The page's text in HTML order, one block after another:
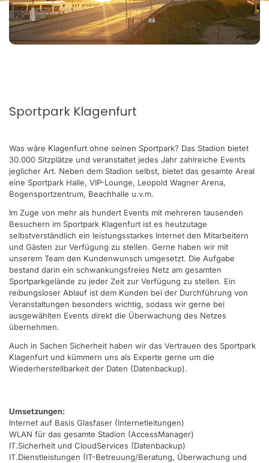
Sportpark Klagenfurt
Was wäre Klagenfurt ohne seinen Sportpark? Das Stadion bietet
30.000 Sitzplätze und veranstaltet jedes Jahr zahlreiche Events
jeglicher Art. Neben dem Stadion selbst, bietet das gesamte Areal
eine Sportpark Halle, VIP-Lounge, Leopold Wagner Arena,
Bogensportzentrum, Beachhalle u.v.m.
Im Zuge von mehr als hundert Events mit mehreren tausenden
Besuchern im Sportpark Klagenfurt ist es heutzutage
selbstverständlich ein leistungsstarkes Internet den Mitarbeitern
und Gästen zur Verfügung zu stellen. Gerne haben wir mit
unserem Team den Kundenwunsch umgesetzt. Die Aufgabe
bestand darin ein schwankungsfreies Netz am gesamten
Sportparkgelände zu jeder Zeit zur Verfügung zu stellen. Ein
reibungsloser Ablauf ist dem Kunden bei der Durchführung von
Veranstaltungen besonders wichtig, sodass wir gerne bei
ausgewählten Events direkt die Überwachung des Netzes
übernehmen.
Auch in Sachen Sicherheit haben wir das Vertrauen des Sportpark
Klagenfurt und kümmern uns als Experte gerne um die
Wiederherstellbarkeit der Daten (Datenbackup).
Umsetzungen:
Internet auf Basis Glasfaser (Internetleitungen)
WLAN für das gesamte Stadion (AccessManager)
IT.Sicherheit und CloudServices (Datenbackup)
IT.Dienstleistungen (IT-Betreuung/Beratung, Überwachung und